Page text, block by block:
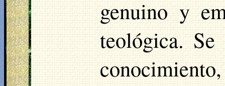
genuino y
teológica.